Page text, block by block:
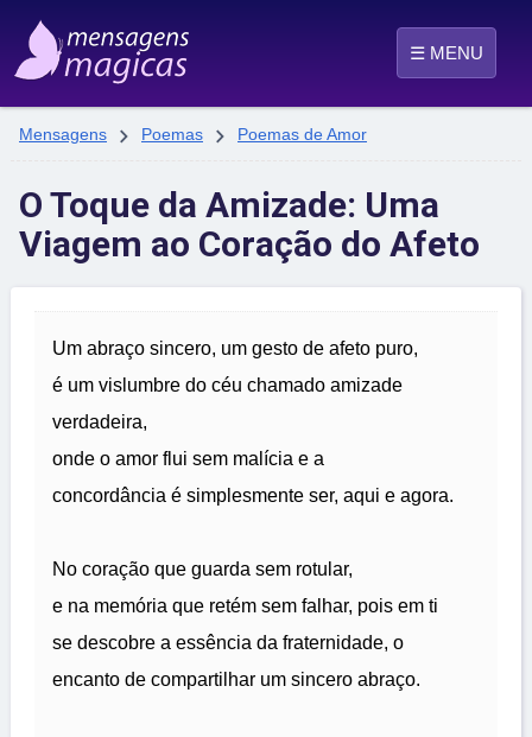
☰ MENU
Mensagens  Poemas  Poemas de Amor
O Toque da Amizade: Uma
Viagem ao Coração do Afeto
Um abraço sincero, um gesto de afeto puro,
é um vislumbre do céu chamado amizade
verdadeira,
onde o amor flui sem malícia e a
concordância é simplesmente ser, aqui e agora.
No coração que guarda sem rotular,
e na memória que retém sem falhar, pois em ti
se descobre a essência da fraternidade, o
encanto de compartilhar um sincero abraço.